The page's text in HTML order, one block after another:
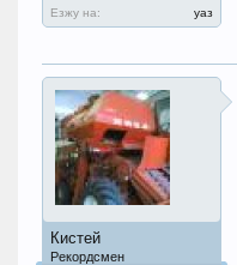
Езжу на:
уаз
Кистей
Рекордсмен